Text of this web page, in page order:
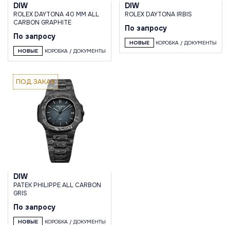
DIW
ROLEX DAYTONA 40 MM ALL
CARBON GRAPHITE
По запросу
НОВЫЕ КОРОБКА / ДОКУМЕНТЫ
DIW
ROLEX DAYTONA IRBIS
По запросу
НОВЫЕ КОРОБКА / ДОКУМЕНТЫ
ПОД ЗАКАЗ
DIW
PATEK PHILIPPE ALL CARBON
GRIS
По запросу
НОВЫЕ КОРОБКА / ДОКУМЕНТЫ